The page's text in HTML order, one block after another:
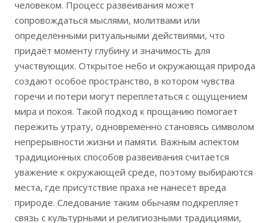
человеком. Процесс развеивания может
сопровождаться мыслями, молитвами или
определёнными ритуальными действиями, что
придаёт моменту глубину и значимость для
участвующих. Открытое небо и окружающая природа
создают особое пространство, в котором чувства
горечи и потери могут переплетаться с ощущением
мира и покоя. Такой подход к прощанию помогает
пережить утрату, одновременно становясь символом
непрерывности жизни и памяти. Важным аспектом
традиционных способов развеивания считается
уважение к окружающей среде, поэтому выбираются
места, где присутствие праха не нанесёт вреда
природе. Следование таким обычаям подкрепляет
связь с культурными и религиозными традициями,